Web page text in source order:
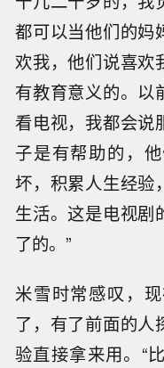
都可以当他们的妈
欢我，他们说喜欢
有教育意义的。以
看电视，我都会说
子是有帮助的，
坏，积累人生经验
生活。这是电视剧
了的。”
米雪时常感叹，
了，有了前面的人
验直接拿来用。“